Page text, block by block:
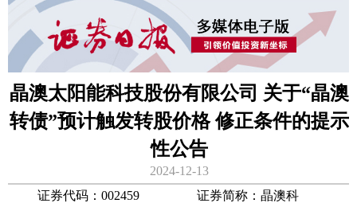
晶澳太阳能科技股份有限公司 关于“晶澳
转债”预计触发转股价格 修正条件的提示
性公告
2024-12-13
证券代码：002459 证券简称：晶澳科